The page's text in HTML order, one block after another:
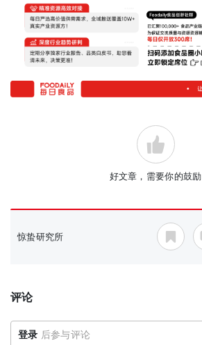
好文章，需要你的鼓励
惊蛰研究所
评论
登录 后参与评论